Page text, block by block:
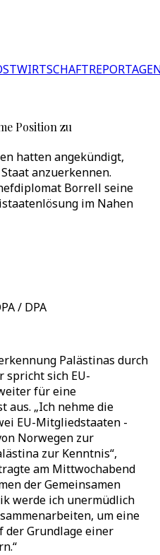
WIRTSCHAFT
Position zu
hatten angekündigt,
anzuerkennen.
Borrell seine
im Nahen
/ DPA
Palästinas durch
spricht sich EU-
für eine
aus. „Ich nehme die
EU-Mitgliedstaaten -
Norwegen zur
zur Kenntnis“,
am Mittwochabend
der Gemeinsamen
werde ich unermüdlich
um eine
der Grundlage einer